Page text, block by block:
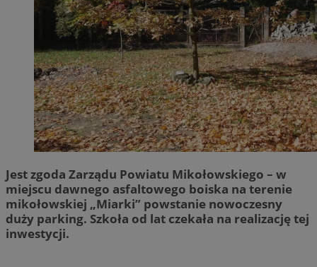
Jest zgoda Zarządu Powiatu Mikołowskiego – w
miejscu dawnego asfaltowego boiska na terenie
mikołowskiej „Miarki” powstanie nowoczesny
duży parking. Szkoła od lat czekała na realizację tej
inwestycji.